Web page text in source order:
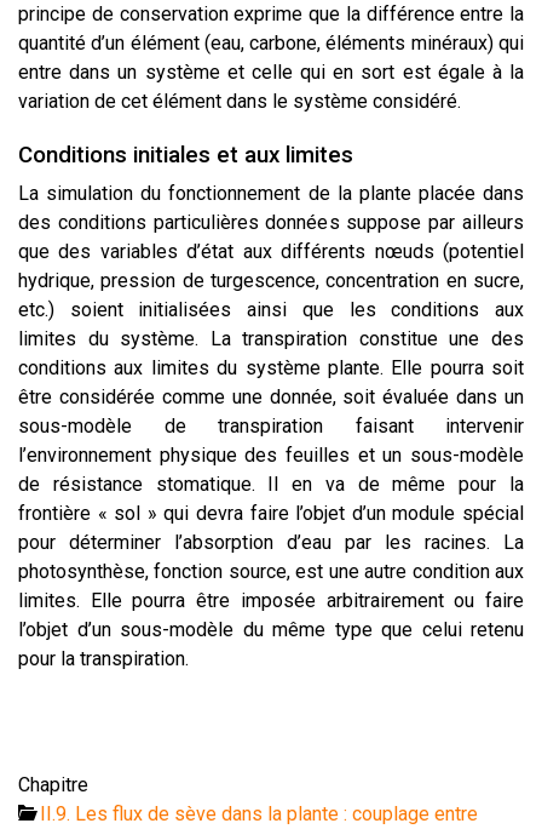
principe de conservation exprime que la différence entre la
quantité d’un élément (eau, carbone, éléments minéraux) qui
entre dans un système et celle qui en sort est égale à la
variation de cet élément dans le système considéré.
Conditions initiales et aux limites
La simulation du fonctionnement de la plante placée dans
des conditions particulières données suppose par ailleurs
que des variables d’état aux différents nœuds (potentiel
hydrique, pression de turgescence, concentration en sucre,
etc.) soient initialisées ainsi que les conditions aux
limites du système. La transpiration constitue une des
conditions aux limites du système plante. Elle pourra soit
être considérée comme une donnée, soit évaluée dans un
sous-modèle de transpiration faisant intervenir
l’environnement physique des feuilles et un sous-modèle
de résistance stomatique. Il en va de même pour la
frontière « sol » qui devra faire l’objet d’un module spécial
pour déterminer l’absorption d’eau par les racines. La
photosynthèse, fonction source, est une autre condition aux
limites. Elle pourra être imposée arbitrairement ou faire
l’objet d’un sous-modèle du même type que celui retenu
pour la transpiration.
Chapitre
II.9. Les flux de sève dans la plante : couplage entre